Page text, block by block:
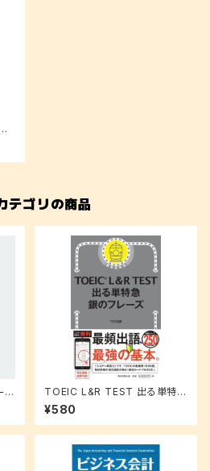
]
テゴリの商品
2
TOEIC L&R TEST 出る単特急
銀のフレーズ
¥580